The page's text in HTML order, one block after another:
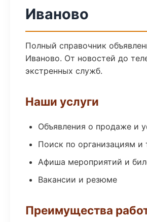
Иваново
Полный справочник
Иваново. От новостей до
экстренных служб.
Наши услуги
Объявления о продаже и
Поиск по организациям и
Афиша мероприятий и
Вакансии и резюме
Преимущества